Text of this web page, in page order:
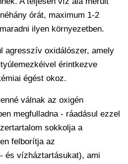
órát, maximum 1-2
ilyen környezetben.
agresszív oxidálószer, amely
érintkezve
égést okoz.
válnak az oxigén
megfulladna - ráadásul ezzel
sokkolja a
felborítja az
és vízháztartásukat), ami